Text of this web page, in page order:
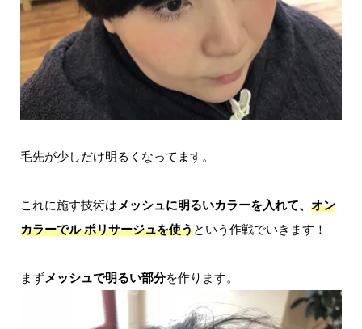
毛先が少しだけ明るくなってます。
これに施す技術は メッシュに明るいカラーを入れて、 オン
カラーでル ポリサージュを使うという作戦でいきます！
まずメッシュで明るい部分を作ります。